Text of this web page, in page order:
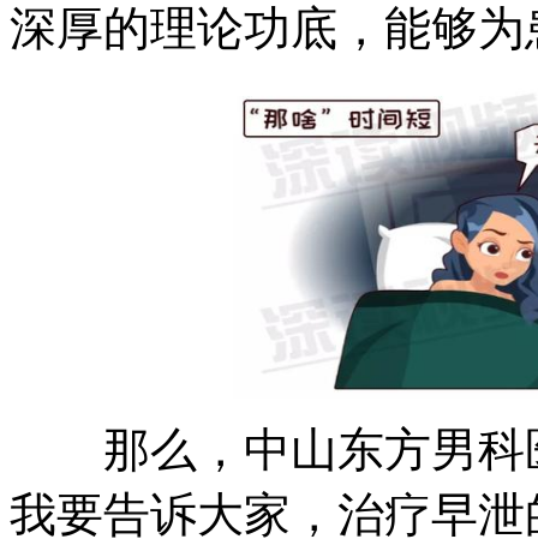
深厚的理论功底，能够
那么，中山东方男科
我要告诉大家，治疗早